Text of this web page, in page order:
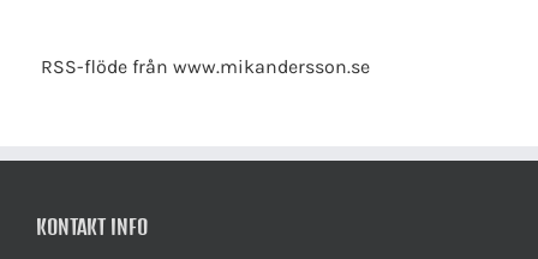
RSS-flöde från www.mikandersson.se
KONTAKT INFO